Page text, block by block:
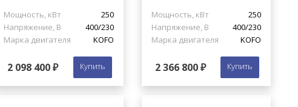
Мощность, кВт
250
Напряжение, В
400/230
Марка двигателя
KOFO
2 098 400 ₽ Купить
Мощность, кВт
250
Напряжение, В
400/230
Марка двигателя
KOFO
2 366 800 ₽ Купить